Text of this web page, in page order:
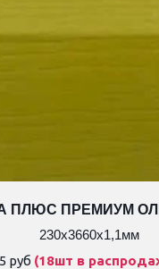
ПЛЮС ПРЕМИУМ
230х3660х1,1мм
руб (18шт в